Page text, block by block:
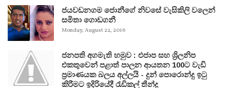
ජයවඩනගම ජොනීගේ නිවසේ වැසිකිලි වලෙන්
සමිතා ගොඩගනී
Monday, August 22, 2016
ජනපති අගමැති හමුව : එජාප සහ ශ්‍රිලනිප
එකතුවෙන් පළාත් පාලන ආයතන 100ට වැඩි
ප්‍රමාණයක බලය අල්ලයි - දුන් පොරොන්දු ඉටු
කිරීමට ඉදිරියේදී රැඩිකල් තීන්දු